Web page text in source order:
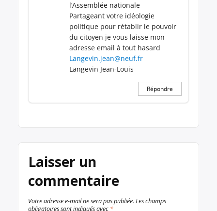
l’Assemblée nationale
Partageant votre idéologie
politique pour rétablir le pouvoir
du citoyen je vous laisse mon
adresse email à tout hasard
Langevin.jean@neuf.fr
Langevin Jean-Louis
Répondre
Laisser un
commentaire
Votre adresse e-mail ne sera pas publiée. Les champs
obligatoires sont indiqués avec *